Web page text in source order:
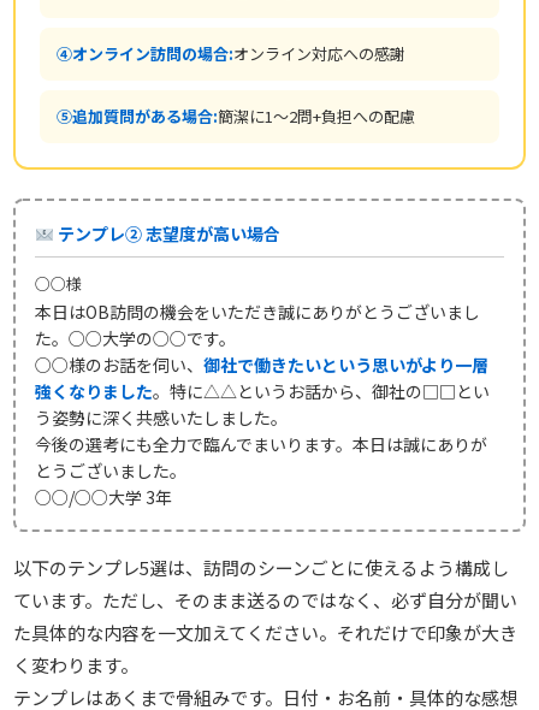
④オンライン訪問の場合:オンライン対応への感謝
⑤追加質問がある場合:簡潔に1〜2問+負担への配慮
テンプレ② 志望度が高い場合
○○様
本日はOB訪問の機会をいただき誠にありがとうございまし
た。○○大学の○○です。
○○様のお話を伺い、御社で働きたいという思いがより一層
強くなりました。特に△△というお話から、御社の□□とい
う姿勢に深く共感いたしました。
今後の選考にも全力で臨んでまいります。本日は誠にありが
とうございました。
○○/○○大学 3年
以下のテンプレ5選は、訪問のシーンごとに使えるよう構成し
ています。ただし、そのまま送るのではなく、必ず自分が聞い
た具体的な内容を一文加えてください。それだけで印象が大き
く変わります。
テンプレはあくまで骨組みです。日付・お名前・具体的な感想